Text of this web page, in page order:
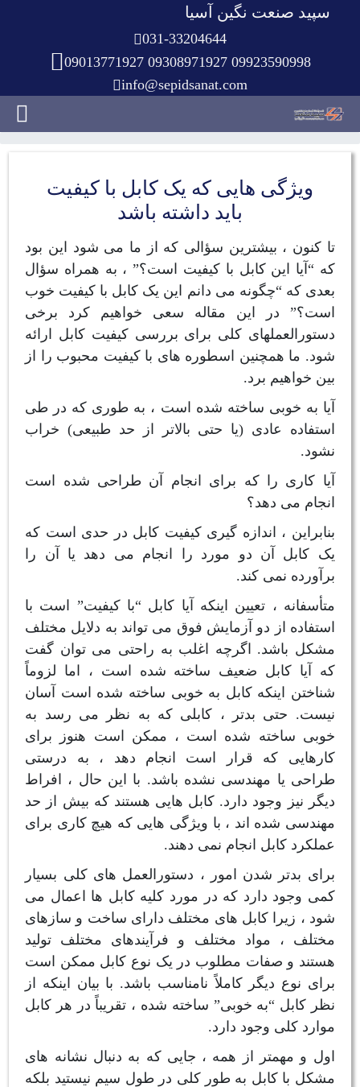
سپید صنعت نگین آسیا
031-33204644
09013771927 09308971927 09923590998
info@sepidsanat.com
ویژگی هایی که یک کابل با کیفیت
باید داشته باشد
تا کنون ، بیشترین سؤالی که از ما می شود این بود
که “آیا این کابل با کیفیت است؟” ، به همراه سؤال
بعدی که “چگونه می دانم این یک کابل با کیفیت خوب
است؟” در این مقاله سعی خواهیم کرد برخی
دستورالعملهای کلی برای بررسی کیفیت کابل ارائه
شود. ما همچنین اسطوره های با کیفیت محبوب را از
بین خواهیم برد.
آیا به خوبی ساخته شده است ، به طوری که در طی
استفاده عادی (یا حتی بالاتر از حد طبیعی) خراب
نشود.
آیا کاری را که برای انجام آن طراحی شده است
انجام می دهد؟
بنابراین ، اندازه گیری کیفیت کابل در حدی است که
یک کابل آن دو مورد را انجام می دهد یا آن را
برآورده نمی کند.
متأسفانه ، تعیین اینکه آیا کابل “با کیفیت” است با
استفاده از دو آزمایش فوق می تواند به دلایل مختلف
مشکل باشد. اگرچه اغلب به راحتی می توان گفت
که آیا کابل ضعیف ساخته شده است ، اما لزوماً
شناختن اینکه کابل به خوبی ساخته شده است آسان
نیست. حتی بدتر ، کابلی که به نظر می رسد به
خوبی ساخته شده است ، ممکن است هنوز برای
کارهایی که قرار است انجام دهد ، به درستی
طراحی یا مهندسی نشده باشد. با این حال ، افراط
دیگر نیز وجود دارد. کابل هایی هستند که بیش از حد
مهندسی شده اند ، با ویژگی هایی که هیچ کاری برای
عملکرد کابل انجام نمی دهند.
برای بدتر شدن امور ، دستورالعمل های کلی بسیار
کمی وجود دارد که در مورد کلیه کابل ها اعمال می
شود ، زیرا کابل های مختلف دارای ساخت و سازهای
مختلف ، مواد مختلف و فرآیندهای مختلف تولید
هستند و صفات مطلوب در یک نوع کابل ممکن است
برای نوع دیگر کاملاً نامناسب باشد. با بیان اینکه از
نظر کابل “به خوبی” ساخته شده ، تقریباً در هر کابل
موارد کلی وجود دارد.
اول و مهمتر از همه ، جایی که به دنبال نشانه های
مشکل با کابل به طور کلی در طول سیم نیستید بلکه